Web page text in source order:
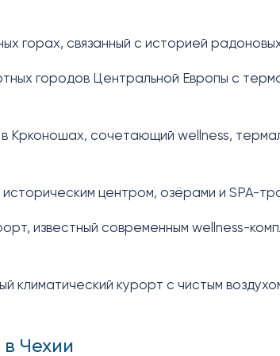
горах, связанный с историей
городов Центральной Европы с
Крконошах, сочетающий wellness,
центром, озёрами и SPA-
известный современным wellness-
климатический курорт с чистым
Чехии